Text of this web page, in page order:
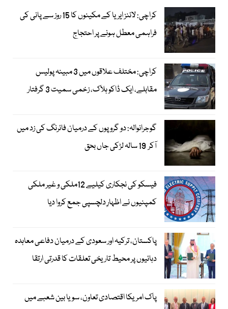
کراچی: لائنز ایریا کے مکینوں کا 15 روز سے پانی کی
فراہمی معطل ہونے پر احتجاج
کراچی: مختلف علاقوں میں 3 مبینہ پولیس
مقابلے، ایک ڈاکو ہلاک، زخمی سمیت 3 گرفتار
گوجرانوالہ: دو گروپوں کے درمیان فائرنگ کی زد میں
آکر 19 سالہ لڑکی جاں بحق
فیسکو کی نجکاری کیلیے 12ملکی و غیر ملکی
کمپنیوں نے اظہارِ دلچسپی جمع کروا دیا
پاکستان، ترکیہ اور سعودی کے درمیان دفاعی معاہدہ
دہائیوں پر محیط تاریخی تعلقات کا قدرتی ارتقا
پاک امریکا اقتصادی تعاون، سویا بین شعبے میں